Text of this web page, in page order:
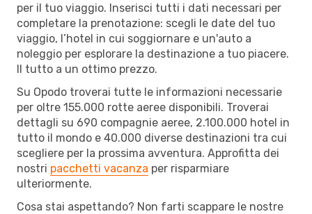
per il tuo viaggio. Inserisci tutti i dati necessari per
completare la prenotazione: scegli le date del tuo
viaggio, l’hotel in cui soggiornare e un'auto a
noleggio per esplorare la destinazione a tuo piacere.
Il tutto a un ottimo prezzo.
Su Opodo troverai tutte le informazioni necessarie
per oltre 155.000 rotte aeree disponibili. Troverai
dettagli su 690 compagnie aeree, 2.100.000 hotel in
tutto il mondo e 40.000 diverse destinazioni tra cui
scegliere per la prossima avventura. Approfitta dei
nostri pacchetti vacanza per risparmiare
ulteriormente.
Cosa stai aspettando? Non farti scappare le nostre